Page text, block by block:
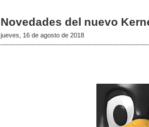
Novedades del nuevo
jueves, 16 de agosto de 2018